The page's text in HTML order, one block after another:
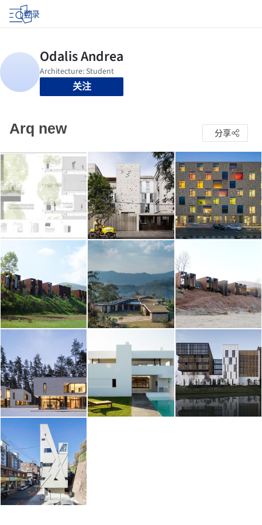
登录
关注
Arq new 分享